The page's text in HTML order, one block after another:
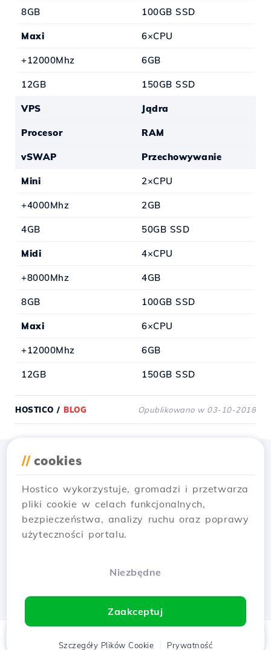
8GB 100GB SSD
Maxi 6×CPU
+12000Mhz 6GB
12GB 150GB SSD
VPS Jądra
Procesor RAM
vSWAP Przechowywanie
Mini 2×CPU
+4000Mhz 2GB
4GB 50GB SSD
Midi 4×CPU
+8000Mhz 4GB
8GB 100GB SSD
Maxi 6×CPU
+12000Mhz 6GB
12GB 150GB SSD
HOSTICO / BLOG Opublikowano w 03-10-2018
// cookies
Hostico wykorzystuje, gromadzi i przetwarza
pliki cookie w celach funkcjonalnych,
bezpieczeństwa, analizy ruchu oraz poprawy
użyteczności portalu.
Niezbędne
Zaakceptuj
Szczegóły Plików Cookie Prywatność
Klient Koszyk Chat
Pobierz aplikację